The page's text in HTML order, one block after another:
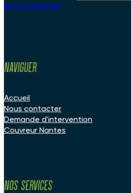
Nous contacter
Naviguer
Accueil
Nous contacter
Demande d'intervention
Couvreur Nantes
Nos services